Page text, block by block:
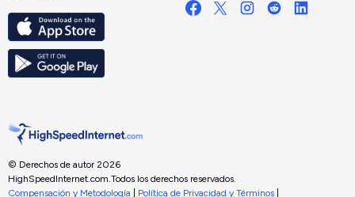
© Derechos de autor 2026
HighSpeedInternet.com. Todos los derechos reservados.
Compensación y Metodología
Política de Privacidad y Términos